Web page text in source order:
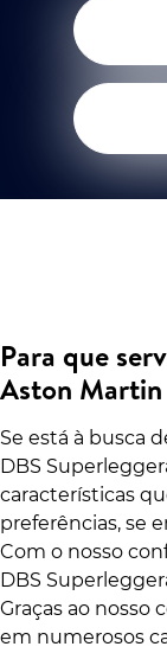
Para que
Aston Martin
Se está à busca
DBS
características
preferências, se
Com o nosso
DBS
Graças ao nosso
em numerosos